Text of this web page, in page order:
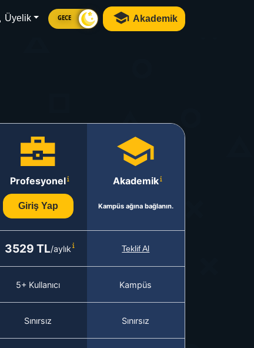
Üyelik GECE Akademik
Profesyonel
Giriş Yap
Akademik
Kampüs ağına bağlanın.
3529 TL/aylık Teklif Al
5+ Kullanıcı Kampüs
Sınırsız Sınırsız